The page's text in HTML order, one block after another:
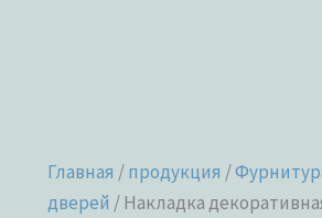
Главная /продукция /
дверей / Накладка